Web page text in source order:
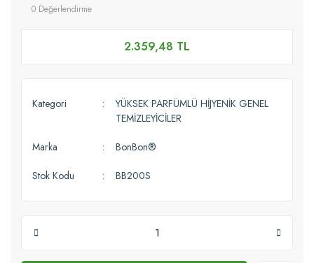
0 Değerlendirme
2.359,48 TL
Kategori
YÜKSEK PARFÜMLÜ HİJYENİK GENEL
TEMİZLEYİCİLER
Marka BonBon®
Stok Kodu BB200S